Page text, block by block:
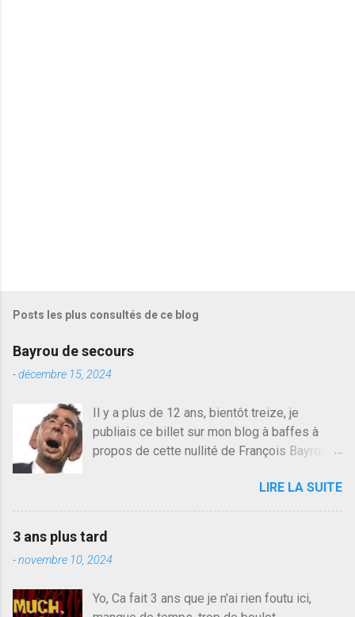
Posts les plus consultés de ce blog
Bayrou de secours
-décembre 15, 2024
Il y a plus de 12 ans, bientôt treize, je
publiais ce billet sur mon blog à baffes à
propos de cette nullité de François Bayrou. Il
quelqu'un, je ne parle pas des couples mais
des amis ou des valeurs dans lesquels on
croit. François Bayrou est en passe de
devenir le traite d'une partie de son électorat
et c'est par la presse qu'on l'apprend. On
plus proche de Sarkozy que de Hollande,
LIRE LA SUITE
3 ans plus tard
-novembre 10, 2024
Yo, Ca fait 3 ans que je n'ai rien foutu ici,